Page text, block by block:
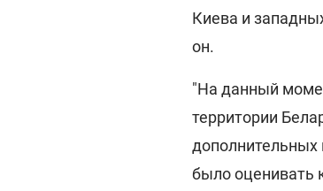
Киева и
он.
"На данный
территории
было оценивать